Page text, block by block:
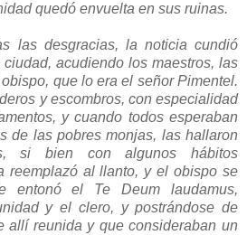
quedó envuelta en sus ruinas.
las desgracias, la noticia cundió
acudiendo los maestros, las
que lo era el señor Pimentel.
y escombros, con especialidad
y cuando todos esperaban
de las pobres monjas, las hallaron
si bien con algunos hábitos
reemplazó al llanto, y el obispo se
entonó el Te Deum laudamus,
y el clero, y postrándose de
allí reunida y que consideraban un